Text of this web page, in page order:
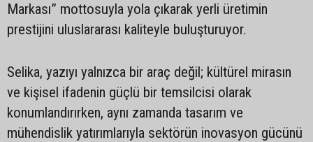
Markası” mottosuyla yola çıkarak yerli üretimin
prestijini uluslararası kaliteyle buluşturuyor.
Selika, yazıyı yalnızca bir araç değil; kültürel mirasın
ve kişisel ifadenin güçlü bir temsilcisi olarak
konumlandırırken, aynı zamanda tasarım ve
mühendislik yatırımlarıyla sektörün inovasyon gücünü